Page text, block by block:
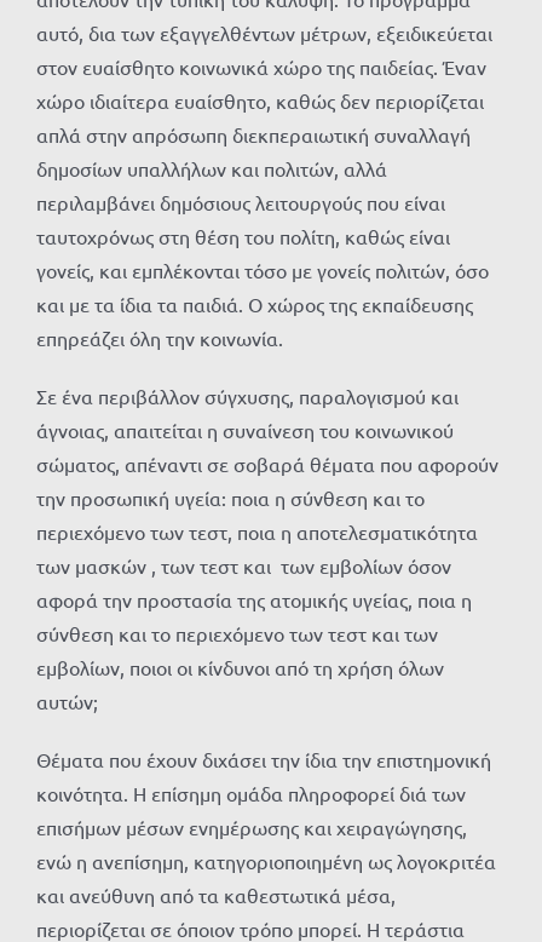
αυτό, δια των εξαγγελθέντων μέτρων, εξειδικεύεται
στον ευαίσθητο κοινωνικά χώρο της παιδείας. Έναν
χώρο ιδιαίτερα ευαίσθητο, καθώς δεν περιορίζεται
απλά στην απρόσωπη διεκπεραιωτική συναλλαγή
δημοσίων υπαλλήλων και πολιτών, αλλά
περιλαμβάνει δημόσιους λειτουργούς που είναι
ταυτοχρόνως στη θέση του πολίτη, καθώς είναι
γονείς, και εμπλέκονται τόσο με γονείς πολιτών, όσο
και με τα ίδια τα παιδιά. Ο χώρος της εκπαίδευσης
επηρεάζει όλη την κοινωνία.
Σε ένα περιβάλλον σύγχυσης, παραλογισμού και
άγνοιας, απαιτείται η συναίνεση του κοινωνικού
σώματος, απέναντι σε σοβαρά θέματα που αφορούν
την προσωπική υγεία: ποια η σύνθεση και το
περιεχόμενο των τεστ, ποια η αποτελεσματικότητα
των μασκών , των τεστ και των εμβολίων όσον
αφορά την προστασία της ατομικής υγείας, ποια η
σύνθεση και το περιεχόμενο των τεστ και των
εμβολίων, ποιοι οι κίνδυνοι από τη χρήση όλων
αυτών;
Θέματα που έχουν διχάσει την ίδια την επιστημονική
κοινότητα. Η επίσημη ομάδα πληροφορεί διά των
επισήμων μέσων ενημέρωσης και χειραγώγησης,
ενώ η ανεπίσημη, κατηγοριοποιημένη ως λογοκριτέα
και ανεύθυνη από τα καθεστωτικά μέσα,
περιορίζεται σε όποιον τρόπο μπορεί. Η τεράστια